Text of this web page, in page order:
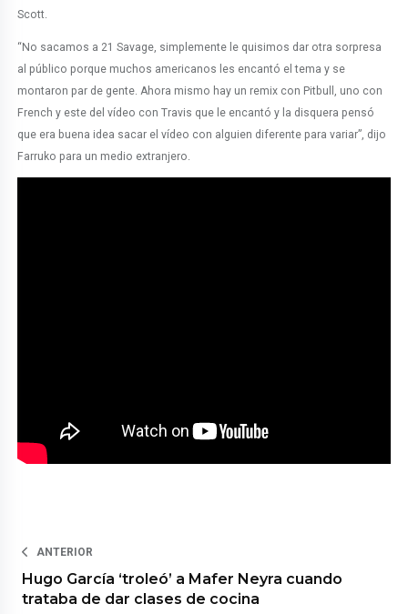
Scott.
“No sacamos a 21 Savage, simplemente le quisimos dar otra sorpresa
al público porque muchos americanos les encantó el tema y se
montaron par de gente. Ahora mismo hay un remix con Pitbull, uno con
French y este del vídeo con Travis que le encantó y la disquera pensó
que era buena idea sacar el vídeo con alguien diferente para variar”, dijo
Farruko para un medio extranjero.
ANTERIOR
Hugo García ‘troleó’ a Mafer Neyra cuando
trataba de dar clases de cocina